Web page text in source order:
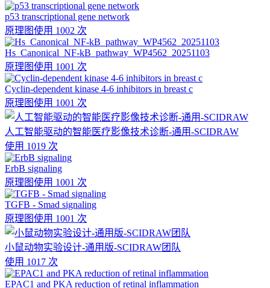
p53 transcriptional gene network
原理图使用 1002 次
Hs_Canonical_NF-kB_pathway_WP4562_20251103
原理图使用 1001 次
Cyclin-dependent kinase 4-6 inhibitors in breast c
原理图使用 1001 次
人工智能驱动的智能医疗影像技术诊断-通用-SCIDRAW
使用 1019 次
ErbB signaling
原理图使用 1001 次
TGFB - Smad signaling
原理图使用 1001 次
小鼠动物实验设计-通用版-SCIDRAW团队
使用 1017 次
EPAC1 and PKA reduction of retinal inflammation